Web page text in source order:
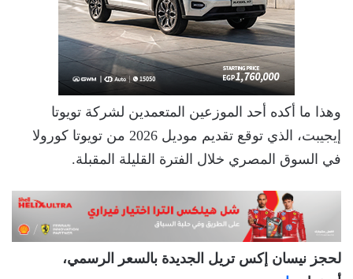
وهذا ما أكده أحد الموزعين المتعمدين لشركة تويوتا
إيجيبت، الذي توقع تقديم موديل 2026 من تويوتا كورولا
في السوق المصري خلال الفترة القليلة المقبلة.
لحجز نيسان إكس تريل الجديدة بالسعر الرسمي،